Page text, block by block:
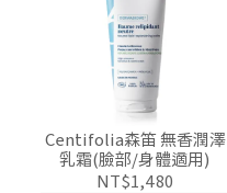
Centifolia森笛 無香潤澤
乳霜(臉部/身體適用)
NT$1,480